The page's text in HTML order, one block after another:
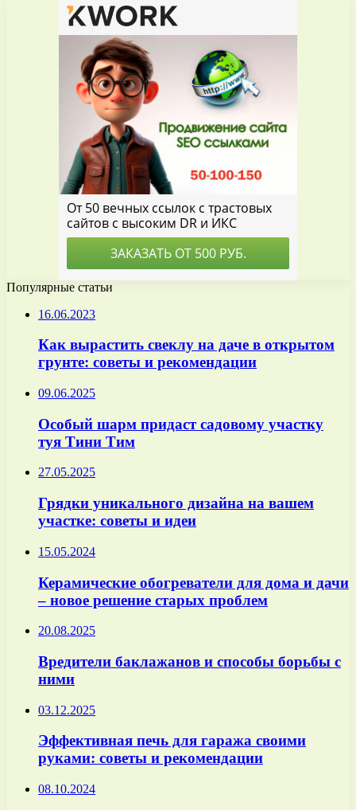
Популярные статьи
16.06.2023
Как вырастить свеклу на даче в открытом
грунте: советы и рекомендации
09.06.2025
Особый шарм придаст садовому участку
туя Тини Тим
27.05.2025
Грядки уникального дизайна на вашем
участке: советы и идеи
15.05.2024
Керамические обогреватели для дома и дачи
– новое решение старых проблем
20.08.2025
Вредители баклажанов и способы борьбы с
ними
03.12.2025
Эффективная печь для гаража своими
руками: советы и рекомендации
08.10.2024